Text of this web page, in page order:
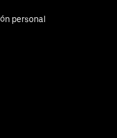
personal